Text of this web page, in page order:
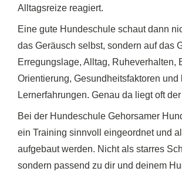
Alltagsreize reagiert.
Eine gute Hundeschule schaut dann
das Geräusch selbst, sondern auf das
Erregungslage, Alltag, Ruheverhalten,
Orientierung, Gesundheitsfaktoren und
Lernerfahrungen. Genau da liegt oft
Bei der Hundeschule Gehorsamer
ein Training sinnvoll eingeordnet und
aufgebaut werden. Nicht als starres
sondern passend zu dir und deinem